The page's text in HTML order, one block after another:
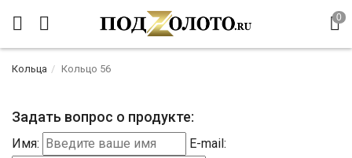
Кольца Кольцо 56
Задать вопрос о продукте:
Имя:
E-mail: